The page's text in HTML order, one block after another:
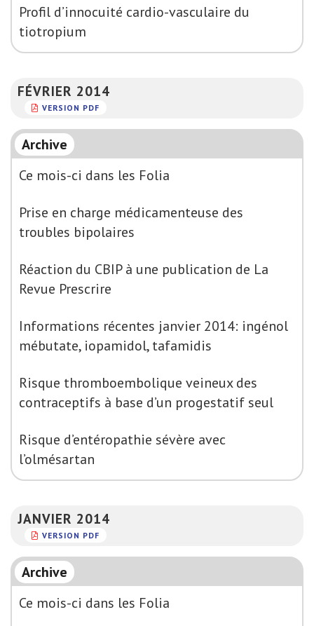
Profil d’innocuité cardio-vasculaire du
tiotropium
FÉVRIER 2014
VERSION PDF
Archive
Ce mois-ci dans les Folia
Prise en charge médicamenteuse des
troubles bipolaires
Réaction du CBIP à une publication de La
Revue Prescrire
Informations récentes janvier 2014: ingénol
mébutate, iopamidol, tafamidis
Risque thromboembolique veineux des
contraceptifs à base d’un progestatif seul
Risque d’entéropathie sévère avec
l’olmésartan
JANVIER 2014
VERSION PDF
Archive
Ce mois-ci dans les Folia